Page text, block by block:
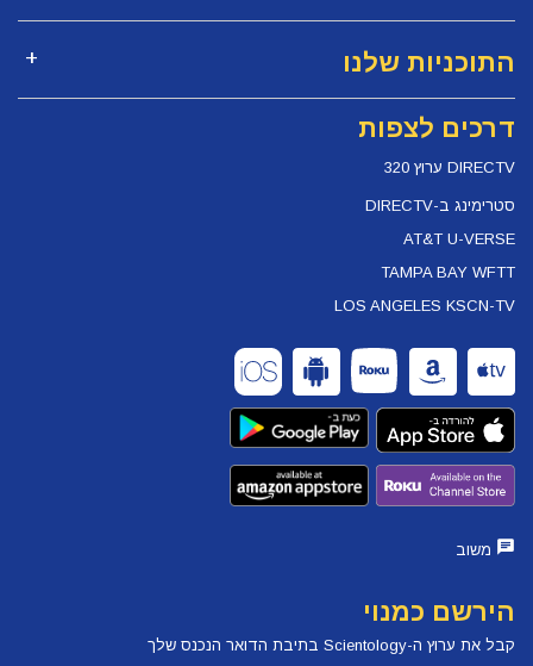
התוכניות שלנו
דרכים לצפות
DIRECTV ערוץ 320
סטרימינג ב-DIRECTV
AT&T U-VERSE
TAMPA BAY WFTT
LOS ANGELES KSCN-TV
משוב
הירשם כמנוי
קבל את ערוץ ה-Scientology בתיבת הדואר הנכנס שלך